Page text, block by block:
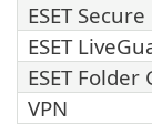
ESET
ESET
ESET Folder
VPN